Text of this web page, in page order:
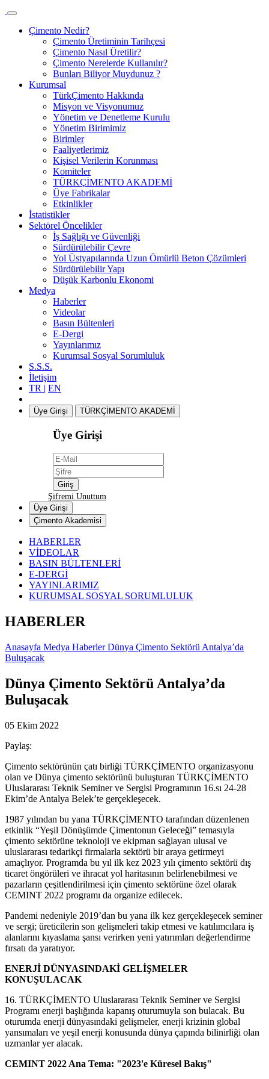
Çimento Nedir?
Çimento Üretiminin Tarihçesi
Çimento Nasıl Üretilir?
Çimento Nerelerde Kullanılır?
Bunları Biliyor Muydunuz ?
Kurumsal
TürkÇimento Hakkında
Misyon ve Visyonumuz
Yönetim ve Denetleme Kurulu
Yönetim Birimimiz
Birimler
Faaliyetlerimiz
Kişisel Verilerin Korunması
Komiteler
TÜRKÇİMENTO AKADEMİ
Üye Fabrikalar
Etkinlikler
İstatistikler
Sektörel Öncelikler
İş Sağlığı ve Güvenliği
Sürdürülebilir Çevre
Yol Üstyapılarında Uzun Ömürlü Beton Çözümleri
Sürdürülebilir Yapı
Düşük Karbonlu Ekonomi
Medya
Haberler
Videolar
Basın Bültenleri
E-Dergi
Yayınlarımız
Kurumsal Sosyal Sorumluluk
S.S.S.
İletişim
TR | EN
Üye Girişi TÜRKÇİMENTO AKADEMİ
Üye Girişi
Şifremi Unuttum
Üye Girişi
Çimento Akademisi
HABERLER
VİDEOLAR
BASIN BÜLTENLERİ
E-DERGİ
YAYINLARIMIZ
KURUMSAL SOSYAL SORUMLULUK
HABERLER
Anasayfa Medya HaberlerDünya Çimento Sektörü Antalya’da
Buluşacak
Dünya Çimento Sektörü Antalya’da
Buluşacak
05 Ekim 2022
Paylaş:
Çimento sektörünün çatı birliği TÜRKÇİMENTO organizasyonu
olan ve Dünya çimento sektörünü buluşturan TÜRKÇİMENTO
Uluslararası Teknik Seminer ve Sergisi Programının 16.sı 24-28
Ekim’de Antalya Belek’te gerçekleşecek.
1987 yılından bu yana TÜRKÇİMENTO tarafından düzenlenen
etkinlik “Yeşil Dönüşümde Çimentonun Geleceği” temasıyla
çimento sektörüne teknoloji ve ekipman sağlayan ulusal ve
uluslararası tedarikçi firmalarla sektörü bir araya getirmeyi
amaçlıyor. Programda bu yıl ilk kez 2023 yılı çimento sektörü dış
ticaret öngörüleri ve ihracat yol haritasının belirlenebilmesi ve
pazarların çeşitlendirilmesi için çimento sektörüne özel olarak
CEMINT 2022 programı da organize edilecek.
Pandemi nedeniyle 2019’dan bu yana ilk kez gerçekleşecek seminer
ve sergi; üreticilerin son gelişmeleri takip etmesi ve katılımcılara iş
alanlarını kıyaslama şansı verirken yeni yatırımları değerlendirme
fırsatı da yaratıyor.
ENERJİ DÜNYASINDAKİ GELİŞMELER
KONUŞULACAK
16. TÜRKÇİMENTO Uluslararası Teknik Seminer ve Sergisi
Programı enerji başlığında kapanış oturumuyla son bulacak. Bu
oturumda enerji dünyasındaki gelişmeler, enerji krizinin global
yansımaları ve yeşil enerji konusunda dünya çapında bilinirliği olan
uzmanlar yer alacak.
CEMINT 2022 Ana Tema: "2023'e Küresel Bakış"